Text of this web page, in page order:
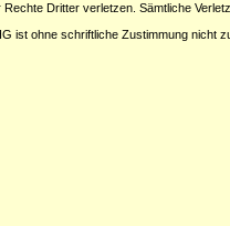
Dritter verletzen. Sämtliche
ist ohne schriftliche Zustimmung nicht